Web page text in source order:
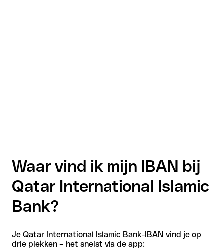
Waar vind ik mijn IBAN bij
Qatar International Islamic
Bank?
Je Qatar International Islamic Bank-IBAN vind je op
drie plekken – het snelst via de app: